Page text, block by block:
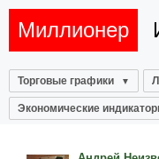
Миллионер
Торговые графики
Экономические